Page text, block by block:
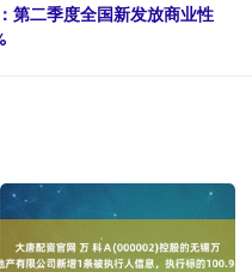
第二季度全国新发放商业性